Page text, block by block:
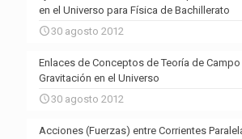
en el Universo para Física de Bachillerato
30 agosto 2012
Enlaces de Conceptos de Teoría de
Gravitación en el Universo
30 agosto 2012
Acciones (Fuerzas) entre Corrientes